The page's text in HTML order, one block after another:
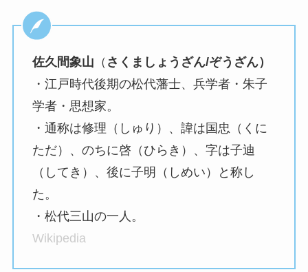
佐久間象山 （ さくましょうざん/ぞうざん）
・江戸時代後期の松代藩士、兵学者・朱子
学者・思想家。
・通称は修理（しゅり）、諱は国忠（くに
ただ）、のちに啓（ひらき）、字は子迪
（してき）、後に子明（しめい）と称し
た。
・松代三山の一人。
Wikipedia